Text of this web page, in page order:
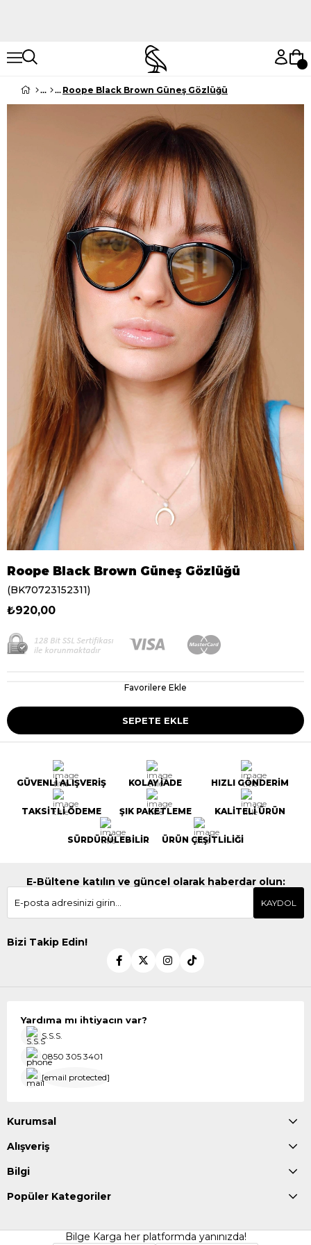
Roope Black Brown Güneş Gözlüğü
Roope Black Brown Güneş Gözlüğü
(BK70723152311)
₺920,00
Favorilere Ekle
GÜVENLİ ALIŞVERİŞ KOLAY İADE HIZLI GÖNDERİM
TAKSİTLİ ÖDEME ŞIK PAKETLEME KALİTELİ ÜRÜN
SÜRDÜRÜLEBİLİR ÜRÜN ÇEŞİTLİLİĞİ
E-Bültene katılın ve güncel olarak haberdar olun:
KAYDOL
Bizi Takip Edin!
Yardıma mı ihtiyacın var?
S.S.S.
0850 305 3401
[email protected]
Kurumsal
Alışveriş
Bilgi
Popüler Kategoriler
Bilge Karga her platformda yanınızda!